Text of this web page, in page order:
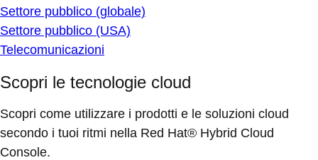
Settore pubblico (globale)
Settore pubblico (USA)
Telecomunicazioni
Scopri le tecnologie cloud
Scopri come utilizzare i prodotti e le soluzioni cloud
secondo i tuoi ritmi nella Red Hat® Hybrid Cloud
Console.